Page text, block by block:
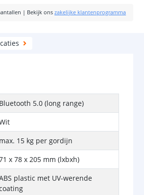
| Bekijk ons zakelijke klantenprogramma
Bluetooth 5.0 (long range)
max. 15 kg per gordijn
x 78 x 205 mm (lxbxh)
plastic met UV-werende